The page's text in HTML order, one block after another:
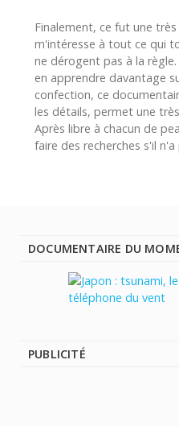
Finalement, ce fut une
m'intéresse à tout ce qui
ne dérogent pas à la
en apprendre davantage
confection, ce
les détails, permet une
Après libre à chacun de
faire des recherches s'il
DOCUMENTAIRE DU
PUBLICITÉ